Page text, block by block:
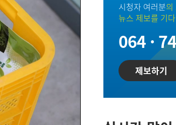
시청자 여러분의
뉴스 제보를 기
064 ·
제보하기